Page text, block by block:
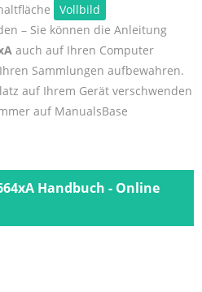
Vollbild
– Sie können die Anleitung
auch auf Ihren Computer
Sammlungen aufbewahren.
auf Ihrem Gerät verschwenden
auf ManualsBase
Handbuch - Online